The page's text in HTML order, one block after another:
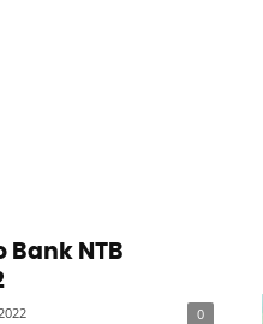
Bank NTB
0